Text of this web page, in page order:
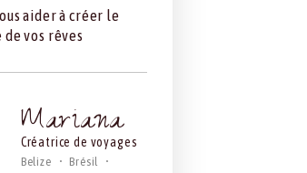
aider à créer le
de vos rêves
Mariana
Créatrice de voyages
Belize
Brésil